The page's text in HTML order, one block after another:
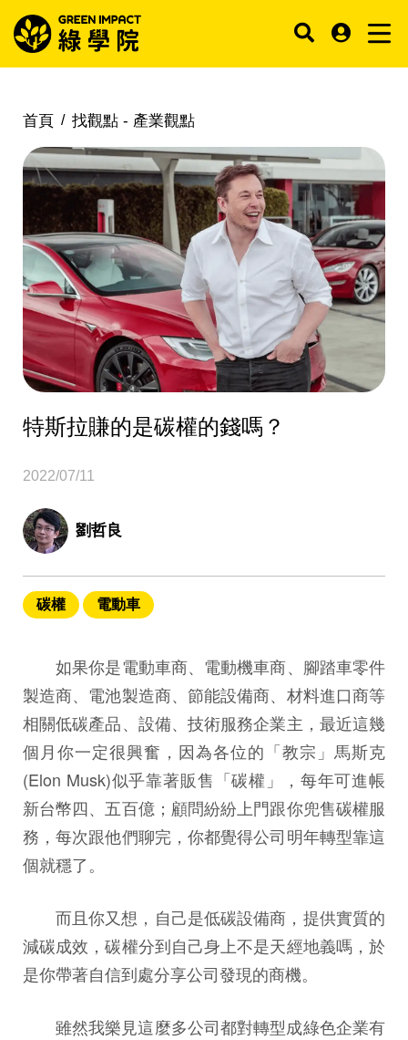
首頁 找觀點 - 產業觀點
特斯拉賺的是碳權的錢嗎？
2022/07/11
劉哲良
碳權 電動車
如果你是電動車商、電動機車商、腳踏車零件
製造商、電池製造商、節能設備商、材料進口商等
相關低碳產品、設備、技術服務企業主，最近這幾
個月你一定很興奮，因為各位的「教宗」馬斯克
(Elon Musk)似乎靠著販售「碳權」，每年可進帳
新台幣四、五百億；顧問紛紛上門跟你兜售碳權服
務，每次跟他們聊完，你都覺得公司明年轉型靠這
個就穩了。
而且你又想，自己是低碳設備商，提供實質的
減碳成效，碳權分到自己身上不是天經地義嗎，於
是你帶著自信到處分享公司發現的商機。
雖然我樂見這麼多公司都對轉型成綠色企業有